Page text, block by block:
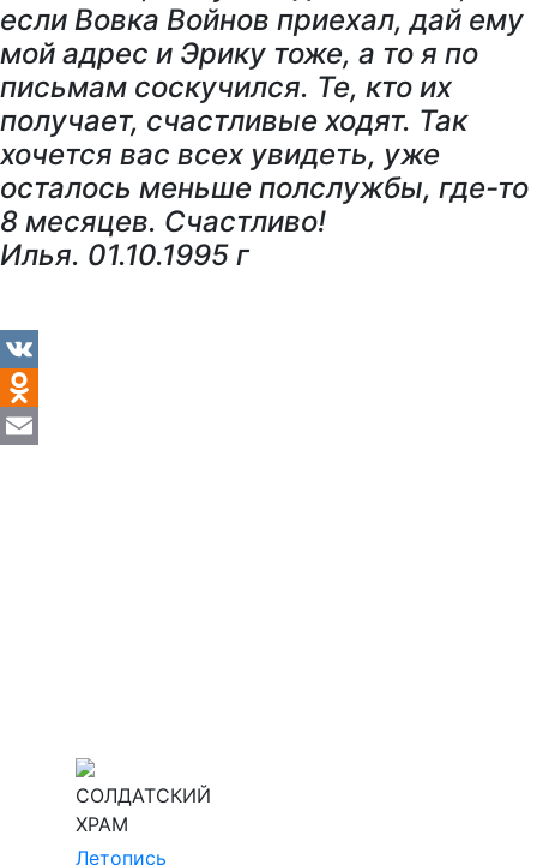
если Вовка Войнов приехал, дай ему
мой адрес и Эрику тоже, а то я по
письмам соскучился. Те, кто их
получает, счастливые ходят. Так
хочется вас всех увидеть, уже
осталось меньше полслужбы, где-то
8 месяцев. Счастливо!
Илья. 01.10.1995 г
VK
Odnoklassniki
СОЛДАТСКИЙ
ХРАМ
Летопись